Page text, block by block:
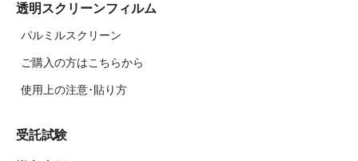
透明スクリーンフィルム
パルミルスクリーン
ご購入の方はこちらから
使用上の注意･貼り方
受託試験